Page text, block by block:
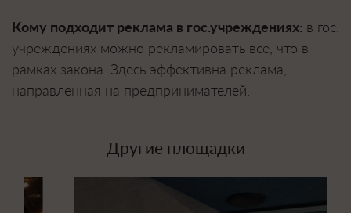
Кому подходит реклама в гос.учреждениях: в гос.
учреждениях можно рекламировать все, что в
рамках закона. Здесь эффективна реклама,
направленная на предпринимателей.
Другие площадки